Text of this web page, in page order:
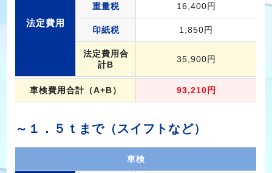
法定費用
重量税 16,400円
印紙税 1,850円
法定費用合
計B
35,900円
車検費用合計（A+B） 93,210円
～１．５ｔまで（スイフトなど）
車検